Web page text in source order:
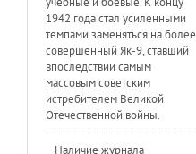
1942 года стал усиленными
темпами заменяться на более
совершенный Як-9, ставший
впоследствии самым
массовым советским
истребителем Великой
Отечественной войны.
Наличие журнала